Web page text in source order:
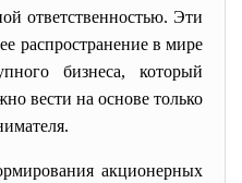
ответственностью. Эти
распространение в мире
бизнеса, который
вести на основе только
акционерных